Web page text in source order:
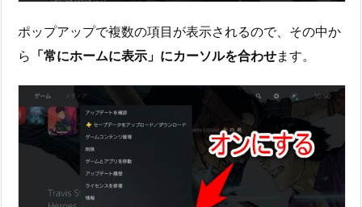
ポップアップで複数の項目が表示されるので、その中か
ら 「常にホームに表示」にカーソルを合わせます。